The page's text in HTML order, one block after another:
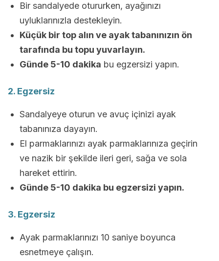
Bir sandalyede otururken, ayağınızı
uyluklarınızla destekleyin.
Küçük bir top alın ve ayak tabanınızın ön
tarafında bu topu yuvarlayın.
Günde 5-10 dakika bu egzersizi yapın.
2. Egzersiz
Sandalyeye oturun ve avuç içinizi ayak
tabanınıza dayayın.
El parmaklarınızı ayak parmaklarınıza geçirin
ve nazik bir şekilde ileri geri, sağa ve sola
hareket ettirin.
Günde 5-10 dakika bu egzersizi yapın.
3. Egzersiz
Ayak parmaklarınızı 10 saniye boyunca
esnetmeye çalışın.